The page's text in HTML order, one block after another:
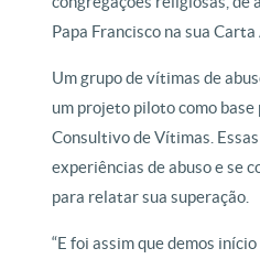
Papa Francisco na sua Carta
Um grupo de vítimas de
um projeto piloto como base
Consultivo de Vítimas.
experiências de abuso e se
para relatar sua superação.
“E foi assim que demos